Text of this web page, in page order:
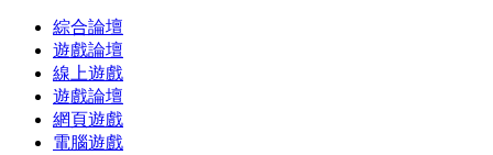
綜合論壇
遊戲論壇
線上遊戲
遊戲論壇
網頁遊戲
電腦遊戲